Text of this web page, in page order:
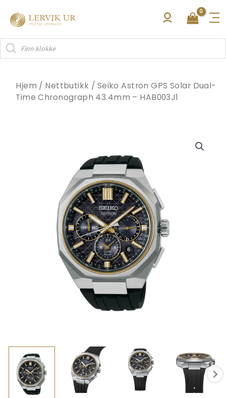
rett
innholdet
Products
search
Hjem / Nettbutikk / Seiko Astron GPS Solar Dual-
Time Chronograph 43.4mm – HAB003J1